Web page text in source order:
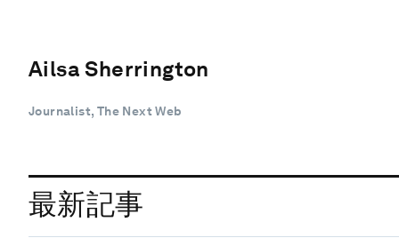
Ailsa Sherrington
Journalist, The Next Web
最新記事